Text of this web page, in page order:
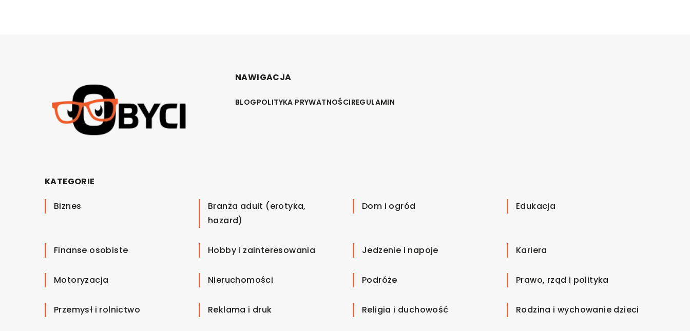
NAWIGACJA
BLOGPOLITYKA PRYWATNOŚCIREGULAMIN
KATEGORIE
Biznes
Branża adult (erotyka,
hazard)
Dom i ogród Edukacja
Finanse osobiste Hobby i zainteresowania Jedzenie i napoje Kariera
Motoryzacja Nieruchomości Podróże Prawo, rząd i polityka
Przemysł i rolnictwo Reklama i druk Religia i duchowość Rodzina i wychowanie dzieci